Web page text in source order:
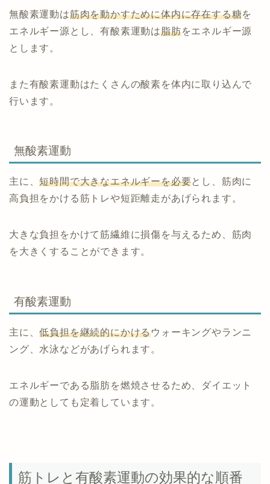
無酸素運動は筋肉を動かすために体内に存在する糖を
エネルギー源とし、有酸素運動は脂肪をエネルギー源
とします。
また有酸素運動はたくさんの酸素を体内に取り込んで
行います。
無酸素運動
主に、短時間で大きなエネルギーを必要とし、筋肉に
高負担をかける筋トレや短距離走があげられます。
大きな負担をかけて筋繊維に損傷を与えるため、筋肉
を大きくすることができます。
有酸素運動
主に、低負担を継続的にかけるウォーキングやランニ
ング、水泳などがあげられます。
エネルギーである脂肪を燃焼させるため、ダイエット
の運動としても定着しています。
筋トレと有酸素運動の効果的な順番